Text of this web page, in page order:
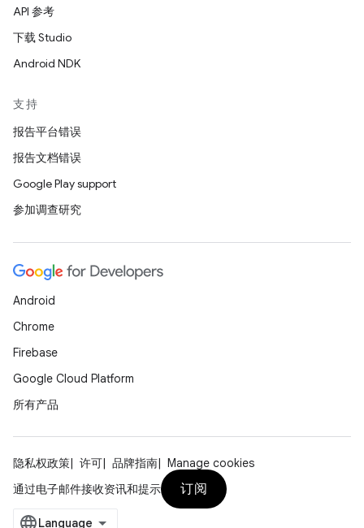
API 参考
下载 Studio
Android NDK
支持
报告平台错误
报告文档错误
Google Play support
参加调查研究
Android
Chrome
Firebase
Google Cloud Platform
所有产品
隐私权政策 许可 品牌指南
Manage cookies
通过电子邮件接收资讯和提示
订阅